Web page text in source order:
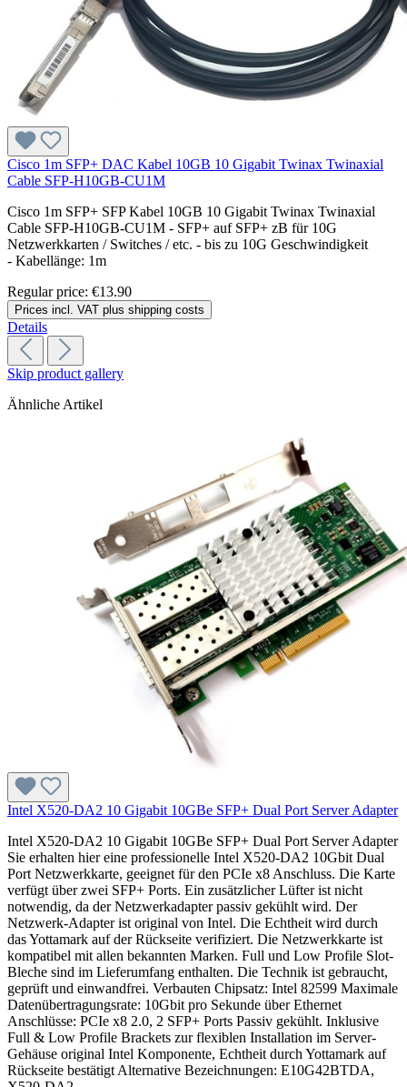
Cisco 1m SFP+ DAC Kabel 10GB 10 Gigabit Twinax Twinaxial
Cable SFP-H10GB-CU1M
Cisco 1m SFP+ SFP Kabel 10GB 10 Gigabit Twinax Twinaxial
Cable SFP-H10GB-CU1M - SFP+ auf SFP+ zB für 10G
Netzwerkkarten / Switches / etc. - bis zu 10G Geschwindigkeit
- Kabellänge: 1m
Regular price: €13.90
Prices incl. VAT plus shipping costs
Details
Skip product gallery
Ähnliche Artikel
Intel X520-DA2 10 Gigabit 10GBe SFP+ Dual Port Server Adapter
Intel X520-DA2 10 Gigabit 10GBe SFP+ Dual Port Server Adapter
Sie erhalten hier eine professionelle Intel X520-DA2 10Gbit Dual
Port Netzwerkkarte, geeignet für den PCIe x8 Anschluss. Die Karte
verfügt über zwei SFP+ Ports. Ein zusätzlicher Lüfter ist nicht
notwendig, da der Netzwerkadapter passiv gekühlt wird. Der
Netzwerk-Adapter ist original von Intel. Die Echtheit wird durch
das Yottamark auf der Rückseite verifiziert. Die Netzwerkkarte ist
kompatibel mit allen bekannten Marken. Full und Low Profile Slot-
Bleche sind im Lieferumfang enthalten. Die Technik ist gebraucht,
geprüft und einwandfrei. Verbauten Chipsatz: Intel 82599 Maximale
Datenübertragungsrate: 10Gbit pro Sekunde über Ethernet
Anschlüsse: PCIe x8 2.0, 2 SFP+ Ports Passiv gekühlt. Inklusive
Full & Low Profile Brackets zur flexiblen Installation im Server-
Gehäuse original Intel Komponente, Echtheit durch Yottamark auf
Rückseite bestätigt Alternative Bezeichnungen: E10G42BTDA,